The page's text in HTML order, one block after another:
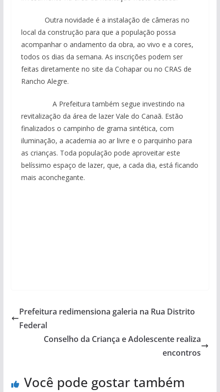
Outra novidade é a instalação de câmeras no
local da construção para que a população possa
acompanhar o andamento da obra, ao vivo e a cores,
todos os dias da semana. As inscrições podem ser
feitas diretamente no site da Cohapar ou no CRAS de
Rancho Alegre.
A Prefeitura também segue investindo na
revitalização da área de lazer Vale do Canaã. Estão
finalizados o campinho de grama sintética, com
iluminação, a academia ao ar livre e o parquinho para
as crianças. Toda população pode aproveitar este
belíssimo espaço de lazer, que, a cada dia, está ficando
mais aconchegante.
Prefeitura redimensiona galeria na Rua Distrito
Federal
Conselho da Criança e Adolescente realiza
encontros
Você pode gostar também